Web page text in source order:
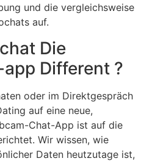
und die vergleichsweise
auf.
Die
Different ?
oder im Direktgespräch
auf eine neue,
Chat-App ist auf die
Wir wissen, wie
Daten heutzutage ist,